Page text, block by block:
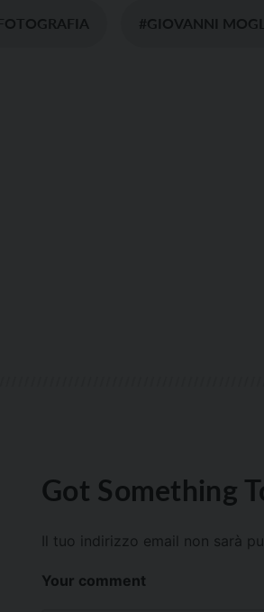
#GIOVANNI
Got Something
Il tuo indirizzo email non sarà
Your comment